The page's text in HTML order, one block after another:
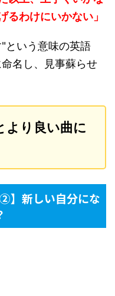
るわけにいかない」
という意味の英語
名し、見事蘇らせ
より良い曲に
】新しい自分にな